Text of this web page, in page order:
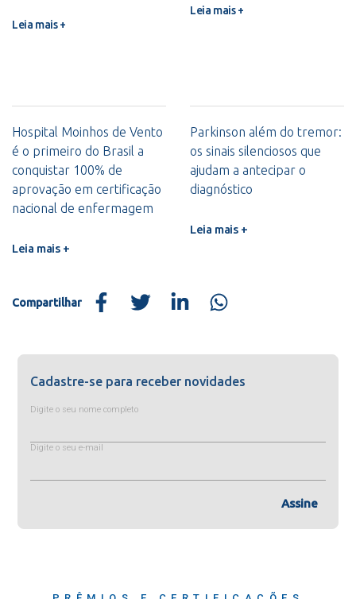
Leia mais +
Leia mais +
Hospital Moinhos de Vento
é o primeiro do Brasil a
conquistar 100% de
aprovação em certificação
nacional de enfermagem
Leia mais +
Parkinson além do tremor:
os sinais silenciosos que
ajudam a antecipar o
diagnóstico
Leia mais +
Compartilhar
Cadastre-se para receber novidades
Digite o seu nome completo
Digite o seu e-mail
Assine